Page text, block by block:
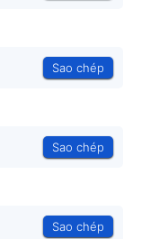
Sao chép
Sao chép
Sao chép